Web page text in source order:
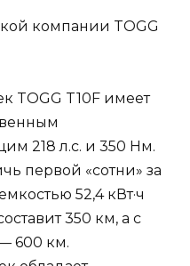
TOGG T10F имеет
218 л.с. и 350 Нм.
первой «сотни» за
52,4 кВт·ч
350 км, а с
600 км.